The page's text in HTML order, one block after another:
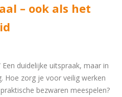
– ook als het
duidelijke uitspraak, maar in
Hoe zorg je voor veilig werken
bezwaren meespelen?